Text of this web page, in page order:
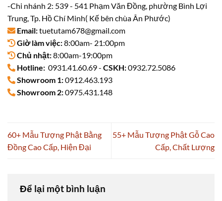
-Chi nhánh 2: 539 - 541 Phạm Văn Đồng, phường Bình Lợi
Trung, Tp. Hồ Chí Minh( Kế bên chùa Ân Phước)
Email:tuetutam678@gmail.com
Giờ làm việc:8:00am- 21:00pm
Chủ nhật:8:00am-19:00pm
Hotline: 0931.41.60.69 - CSKH:0932.72.5086
Showroom 1:0912.463.193
Showroom 2:0975.431.148
60+ Mẫu Tượng Phật Bằng
Đồng Cao Cấp, Hiện Đại
55+ Mẫu Tượng Phật Gỗ Cao
Cấp, Chất Lượng
Để lại một bình luận